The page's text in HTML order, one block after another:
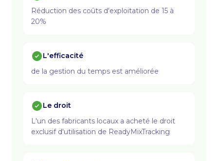
Réduction des coûts d'exploitation de 15 à
20%
L'efficacité
de la gestion du temps est améliorée
Le droit
L'un des fabricants locaux a acheté le droit
exclusif d'utilisation de ReadyMixTracking